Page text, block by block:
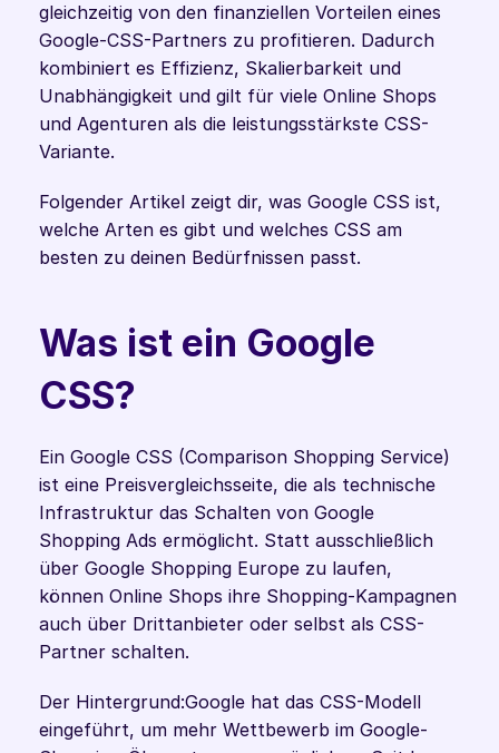
gleichzeitig von den finanziellen Vorteilen eines
Google-CSS-Partners zu profitieren. Dadurch
kombiniert es Effizienz, Skalierbarkeit und
Unabhängigkeit und gilt für viele Online Shops
und Agenturen als die leistungsstärkste CSS-
Variante.
Folgender Artikel zeigt dir, was Google CSS ist,
welche Arten es gibt und welches CSS am
besten zu deinen Bedürfnissen passt.
Was ist ein Google
CSS?
Ein Google CSS (Comparison Shopping Service)
ist eine Preisvergleichsseite, die als technische
Infrastruktur das Schalten von Google
Shopping Ads ermöglicht. Statt ausschließlich
über Google Shopping Europe zu laufen,
können Online Shops ihre Shopping-Kampagnen
auch über Drittanbieter oder selbst als CSS-
Partner schalten.
Der Hintergrund:Google hat das CSS-Modell
eingeführt, um mehr Wettbewerb im Google-